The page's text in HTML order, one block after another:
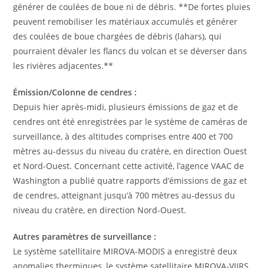
générer de coulées de boue ni de débris. **De fortes pluies
peuvent remobiliser les matériaux accumulés et générer
des coulées de boue chargées de débris (lahars), qui
pourraient dévaler les flancs du volcan et se déverser dans
les rivières adjacentes.**
Émission/Colonne de cendres :
Depuis hier après-midi, plusieurs émissions de gaz et de
cendres ont été enregistrées par le système de caméras de
surveillance, à des altitudes comprises entre 400 et 700
mètres au-dessus du niveau du cratère, en direction Ouest
et Nord-Ouest. Concernant cette activité, l’agence VAAC de
Washington a publié quatre rapports d’émissions de gaz et
de cendres, atteignant jusqu’à 700 mètres au-dessus du
niveau du cratère, en direction Nord-Ouest.
Autres paramètres de surveillance :
Le système satellitaire MIROVA-MODIS a enregistré deux
anomalies thermiques, le système satellitaire MIROVA-VIIRS